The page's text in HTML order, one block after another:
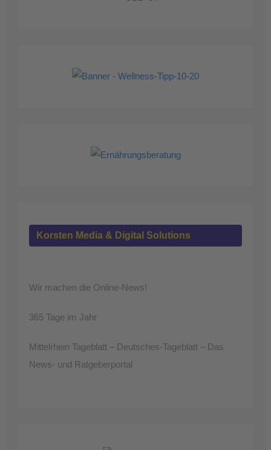
Korsten Media & Digital Solutions
Wir machen die Online-News!
365 Tage im Jahr
Mittelrhein Tageblatt – Deutsches-Tageblatt – Das
News- und Ratgeberportal